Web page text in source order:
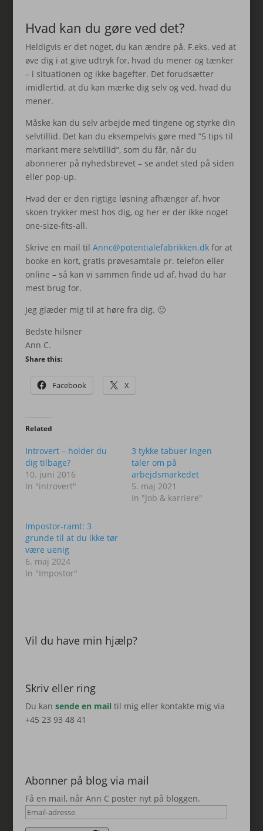
Hvad kan du gøre ved det?
Heldigvis er det noget, du kan ændre på. F.eks. ved at
øve dig i at give udtryk for, hvad du mener og tænker
– i situationen og ikke bagefter. Det forudsætter
imidlertid, at du kan mærke dig selv og ved, hvad du
mener.
Måske kan du selv arbejde med tingene og styrke din
selvtillid. Det kan du eksempelvis gøre med “5 tips til
markant mere selvtillid”, som du får, når du
abonnerer på nyhedsbrevet – se andet sted på siden
eller pop-up.
Hvad der er den rigtige løsning afhænger af, hvor
skoen trykker mest hos dig, og her er der ikke noget
one-size-fits-all.
Skrive en mail til Annc@potentialefabrikken.dkfor at
booke en kort, gratis prøvesamtale pr. telefon eller
online – så kan vi sammen finde ud af, hvad du har
mest brug for.
Jeg glæder mig til at høre fra dig. 🙂
Bedste hilsner
Ann C.
Share this:
Facebook X
Related
Introvert – holder du
dig tilbage?
10. juni 2016
In "introvert"
3 tykke tabuer ingen
taler om på
arbejdsmarkedet
5. maj 2021
In "Job & karriere"
Impostor-ramt: 3
grunde til at du ikke tør
være uenig
6. maj 2024
In "Impostor"
Vil du have min hjælp?
Skriv eller ring
Du kan sende en mail til mig eller kontakte mig via
+45 23 93 48 41
Abonner på blog via mail
Få en mail, når Ann C poster nyt på bloggen.
Email-
adresse